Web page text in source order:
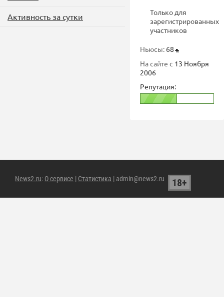
Активность за сутки
Только для
зарегистрированных
участников
Ньюсы: 68
На сайте с 13 Ноября
2006
Репутация:
News2.ru: О сервисе | Статистика | admin@news2.ru 18+